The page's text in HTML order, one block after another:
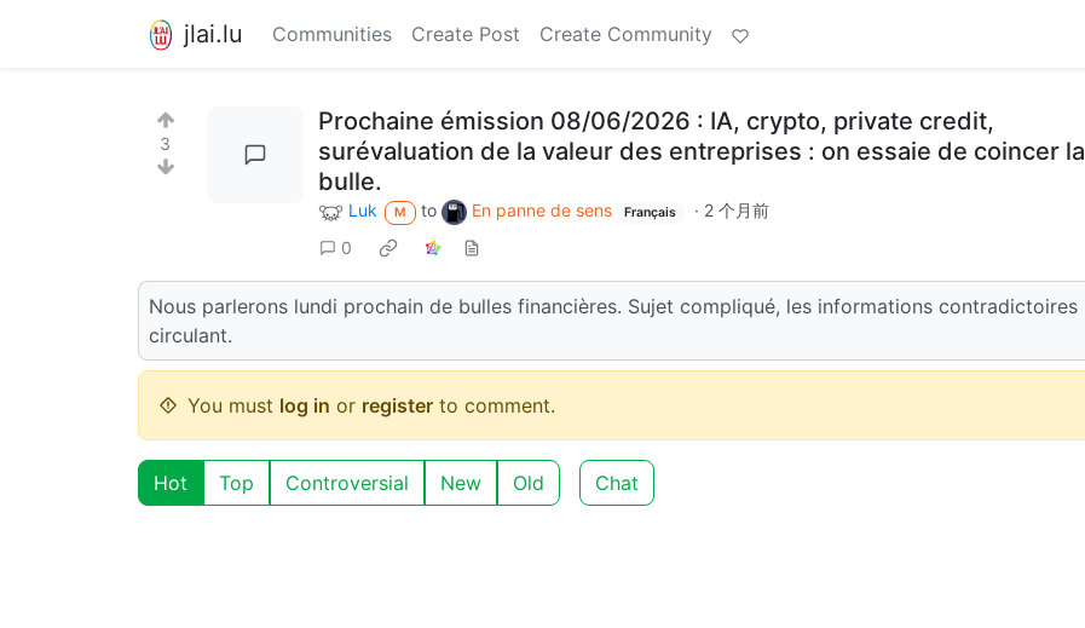
jlai.lu Communities Create Post Create Community
3
Prochaine émission 08/06/2026 : IA, crypto, private credit,
surévaluation de la valeur des entreprises : on essaie de coincer la
bulle.
Luk M to En panne de sens Français · 2 个月前
0
Nous parlerons lundi prochain de bulles financières. Sujet compliqué, les informations contradictoires
circulant.
You must log in or register to comment.
Hot Top Controversial New Old Chat